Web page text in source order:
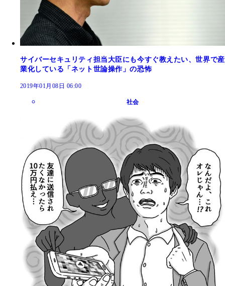
サイバーセキュリティ担当大臣にも今すぐ教えたい、世界で産
業化している「ネット世論操作」の恐怖
2019年01月08日 06:00
社会